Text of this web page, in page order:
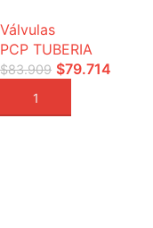
Válvulas
PCP TUBERIA
$83.909 $79.714
AÑADIR A LA CESTA